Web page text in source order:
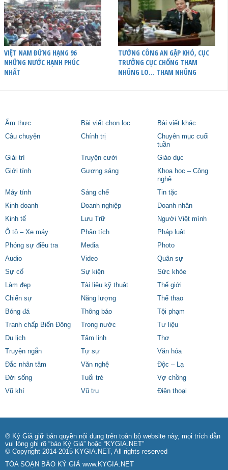
VIỆT NAM ĐỨNG HẠNG 96
NHỮNG NƯỚC HẠNH PHÚC
NHẤT
TƯỚNG CÔNG AN GẶP KHÓ, CỤC
TRƯỞNG CỤC CHỐNG THAM
NHŨNG LO… THAM NHŨNG
Ẩm thực Bài viết chọn lọc
Bài viết khác
Câu chuyện
Chính trị
Chuyên mục cuối
tuần
Giải trí
Truyện cười
Giáo dục
Giới tính
Gương sáng
Khoa học – Công
nghệ
Máy tính
Sáng chế
Tin tặc
Kinh doanh
Doanh nghiệp
Doanh nhân
Kinh tế
Lưu Trữ
Người Việt mình
Ô tô – Xe máy
Phân tích
Pháp luật
Phóng sự điều tra
Media
Photo
Audio
Video
Quân sự
Sự cố
Sự kiện
Sức khỏe
Làm đẹp
Tài liệu kỹ thuật
Thế giới
Chiến sự
Năng lượng
Thể thao
Bóng đá
Thông báo
Tội phạm
Tranh chấp Biển Đông
Trong nước
Tư liệu
Du lịch
Tâm linh
Thơ
Truyện ngắn
Tự sự
Văn hóa
Đắc nhân tâm
Văn nghệ
Độc – Lạ
Đời sống
Tuổi trẻ
Vợ chồng
Vũ khí
Vũ trụ Điện thoại
® Ký Giả giữ bản quyền nội dung trên toàn bộ website này, mọi trích dẫn
vui lòng ghi rõ “báo Ký Giả” hoặc “KYGIA.NET”
© Copyright 2014-2015 KYGIA.NET, All rights reserved
TÒA SOẠN BÁO KÝ GIẢ www.KYGIA.NET